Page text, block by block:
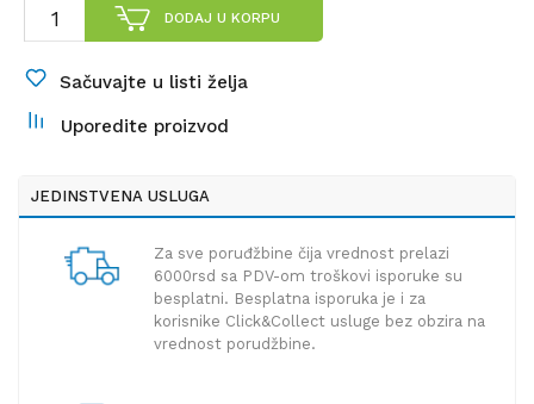
DODAJ U KORPU
Sačuvajte u listi želja
Uporedite proizvod
JEDINSTVENA USLUGA
Za sve poruđžbine čija vrednost prelazi
6000rsd sa PDV-om troškovi isporuke su
besplatni. Besplatna isporuka je i za
korisnike Click&Collect usluge bez obzira na
vrednost porudžbine.